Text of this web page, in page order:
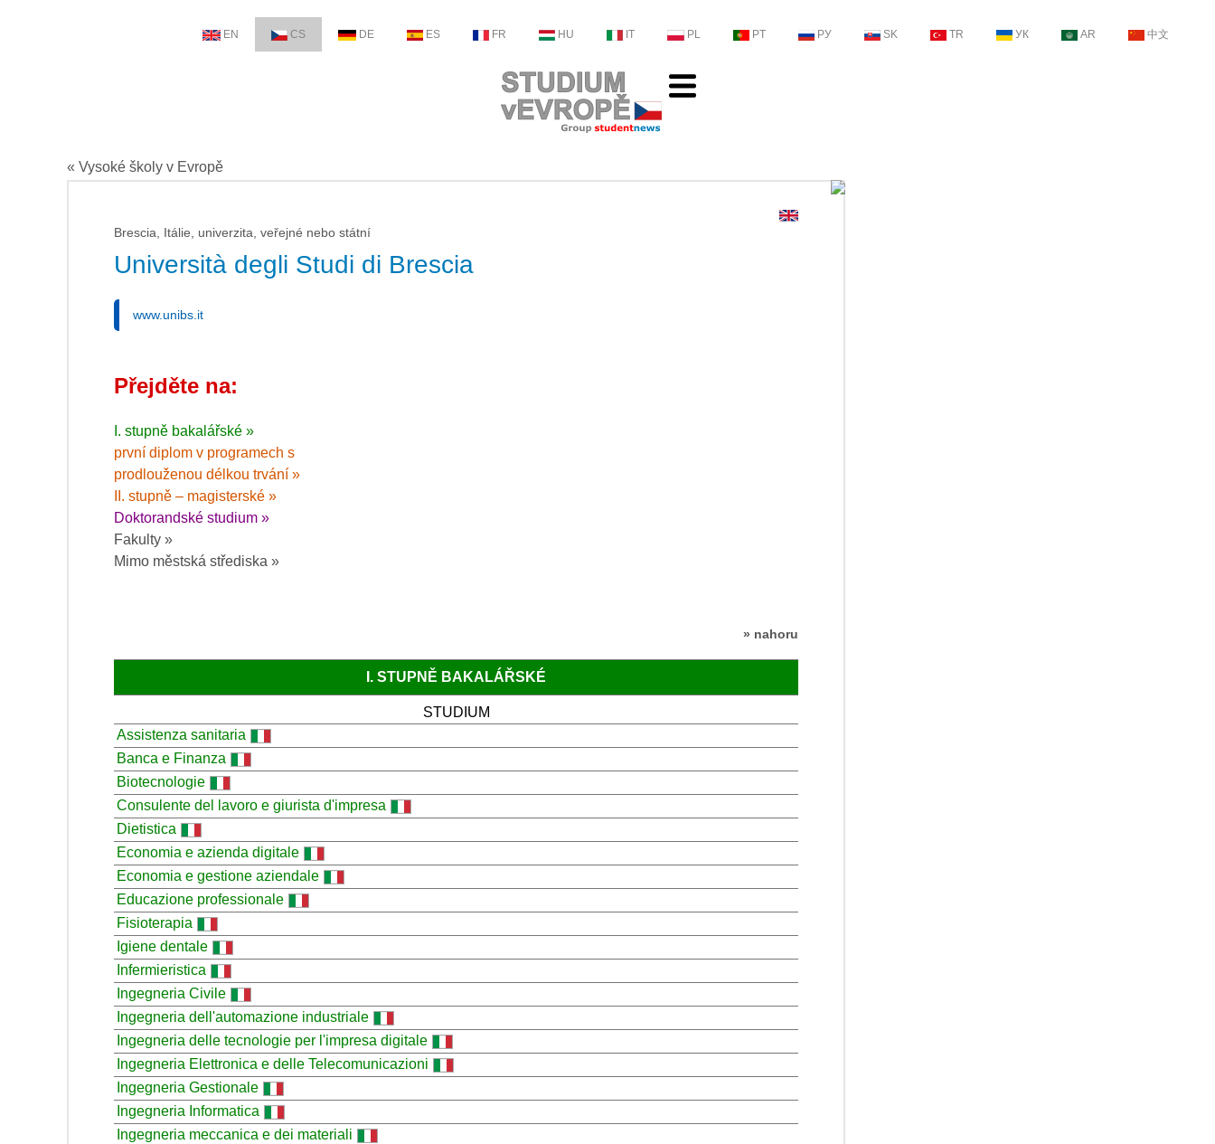
EN CS DE ES FR HU IT PL PT РУ SK TR УК AR 中文
« Vysoké školy v Evropě
Brescia, Itálie, univerzita, veřejné nebo státní
Università degli Studi di Brescia
www.unibs.it
Přejděte na:
I. stupně bakalářské »
první diplom v programech s
prodlouženou délkou trvání »
II. stupně – magisterské »
Doktorandské studium »
Fakulty »
Mimo městská střediska »
» nahoru
I. STUPNĚ BAKALÁŘSKÉ
STUDIUM
Assistenza sanitaria
Banca e Finanza
Biotecnologie
Consulente del lavoro e giurista d'impresa
Dietistica
Economia e azienda digitale
Economia e gestione aziendale
Educazione professionale
Fisioterapia
Igiene dentale
Infermieristica
Ingegneria Civile
Ingegneria dell'automazione industriale
Ingegneria delle tecnologie per l'impresa digitale
Ingegneria Elettronica e delle Telecomunicazioni
Ingegneria Gestionale
Ingegneria Informatica
Ingegneria meccanica e dei materiali